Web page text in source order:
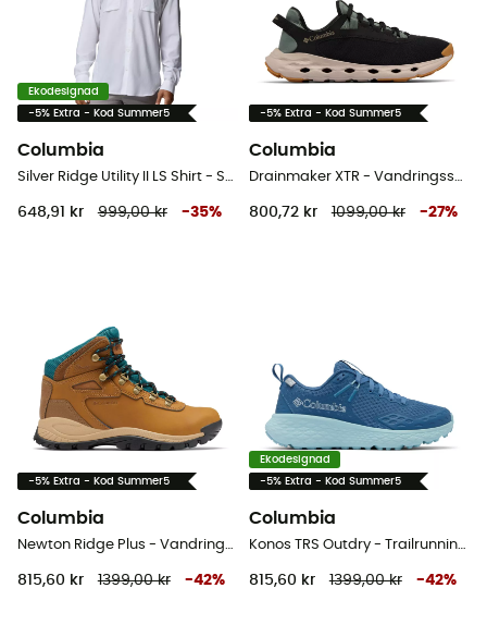
Ekodesignad
-5% Extra - Kod Summer5
Columbia
Silver Ridge Utility II LS Shirt - Skjorta - Herr
648,91 kr 999,00 kr -35%
-5% Extra - Kod Summer5
Columbia
Drainmaker XTR - Vandringsskor - Herr
800,72 kr 1099,00 kr -27%
-5% Extra - Kod Summer5
Columbia
Newton Ridge Plus - Vandringsskor Dam
815,60 kr 1399,00 kr -42%
Ekodesignad
-5% Extra - Kod Summer5
Columbia
Konos TRS Outdry - Trailrunningskor - Dam
815,60 kr 1399,00 kr -42%